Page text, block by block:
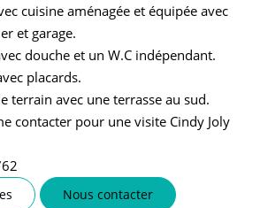
cuisine aménagée et équipée avec
et garage.
douche et un W.C indépendant.
placards.
terrain avec une terrasse au sud.
contacter pour une visite Cindy Joly
Nous contacter